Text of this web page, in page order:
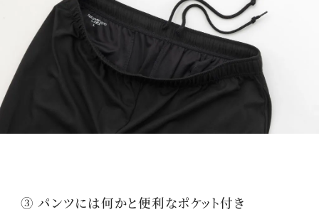
③ パンツには何かと便利なポケット付き